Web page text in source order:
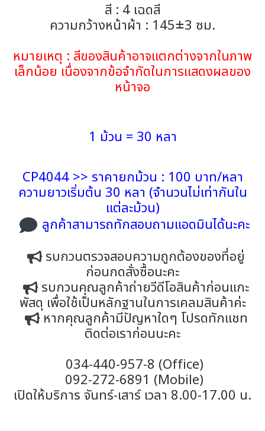
สี : 4 เฉดสี
ความกว้างหน้าผ้า : 145±3 ซม.
หมายเหตุ : สีของสินค้าอาจแตกต่างจากในภาพ
เล็กน้อย เนื่องจากข้อจำกัดในการแสดงผลของ
หน้าจอ
1 ม้วน = 30 หลา
CP4044 >> ราคายกม้วน : 100 บาท/หลา
ความยาวเริ่มต้น 30 หลา (จำนวนไม่เท่ากันใน
แต่ละม้วน)
ลูกค้าสามารถทักสอบถามแอดมินได้นะคะ
รบกวนตรวจสอบความถูกต้องของที่อยู่
ก่อนกดสั่งซื้อนะคะ
รบกวนคุณลูกค้าถ่ายวีดีโอสินค้าก่อนแกะ
พัสดุ เพื่อใช้เป็นหลักฐานในการเคลมสินค้าค่ะ
หากคุณลูกค้ามีปัญหาใดๆ โปรดทักแชท
ติดต่อเราก่อนนะคะ
034-440-957-8 (Office)
092-272-6891 (Mobile)
เปิดให้บริการ จันทร์-เสาร์ เวลา 8.00-17.00 น.